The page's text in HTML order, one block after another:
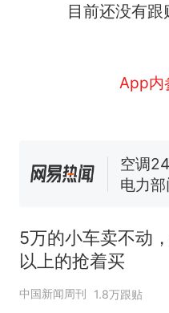
目前还没有
App内
全部
国大
线一
5万的
的抢着
空调
电力
1千斤
热
十
全部
5万的小车卖不动
以上的抢着买
中国新闻周刊 1.8万跟贴